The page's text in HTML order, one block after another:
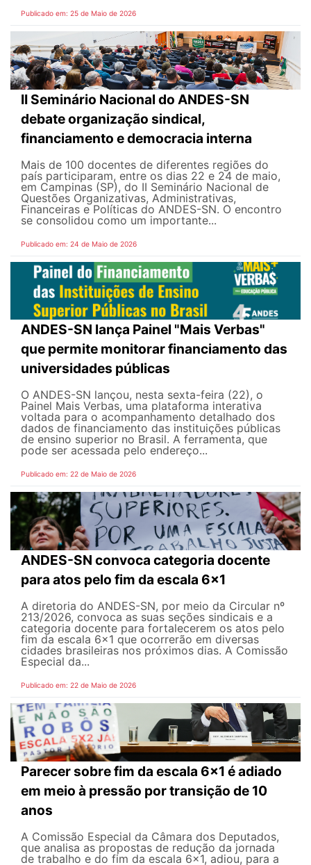
Publicado em: 25 de Maio de 2026
II Seminário Nacional do ANDES-SN
debate organização sindical,
financiamento e democracia interna
Mais de 100 docentes de diferentes regiões do
país participaram, entre os dias 22 e 24 de maio,
em Campinas (SP), do II Seminário Nacional de
Questões Organizativas, Administrativas,
Financeiras e Políticas do ANDES-SN. O encontro
se consolidou como um importante...
Publicado em: 24 de Maio de 2026
ANDES-SN lança Painel "Mais Verbas"
que permite monitorar financiamento das
universidades públicas
O ANDES-SN lançou, nesta sexta-feira (22), o
Painel Mais Verbas, uma plataforma interativa
voltada para o acompanhamento detalhado dos
dados de financiamento das instituições públicas
de ensino superior no Brasil. A ferramenta, que
pode ser acessada pelo endereço...
Publicado em: 22 de Maio de 2026
ANDES-SN convoca categoria docente
para atos pelo fim da escala 6x1
A diretoria do ANDES-SN, por meio da Circular nº
213/2026, convoca as suas seções sindicais e a
categoria docente para fortalecerem os atos pelo
fim da escala 6x1 que ocorrerão em diversas
cidades brasileiras nos próximos dias. A Comissão
Especial da...
Publicado em: 22 de Maio de 2026
Parecer sobre fim da escala 6x1 é adiado
em meio à pressão por transição de 10
anos
A Comissão Especial da Câmara dos Deputados,
que analisa as propostas de redução da jornada
de trabalho e do fim da escala 6x1, adiou, para a